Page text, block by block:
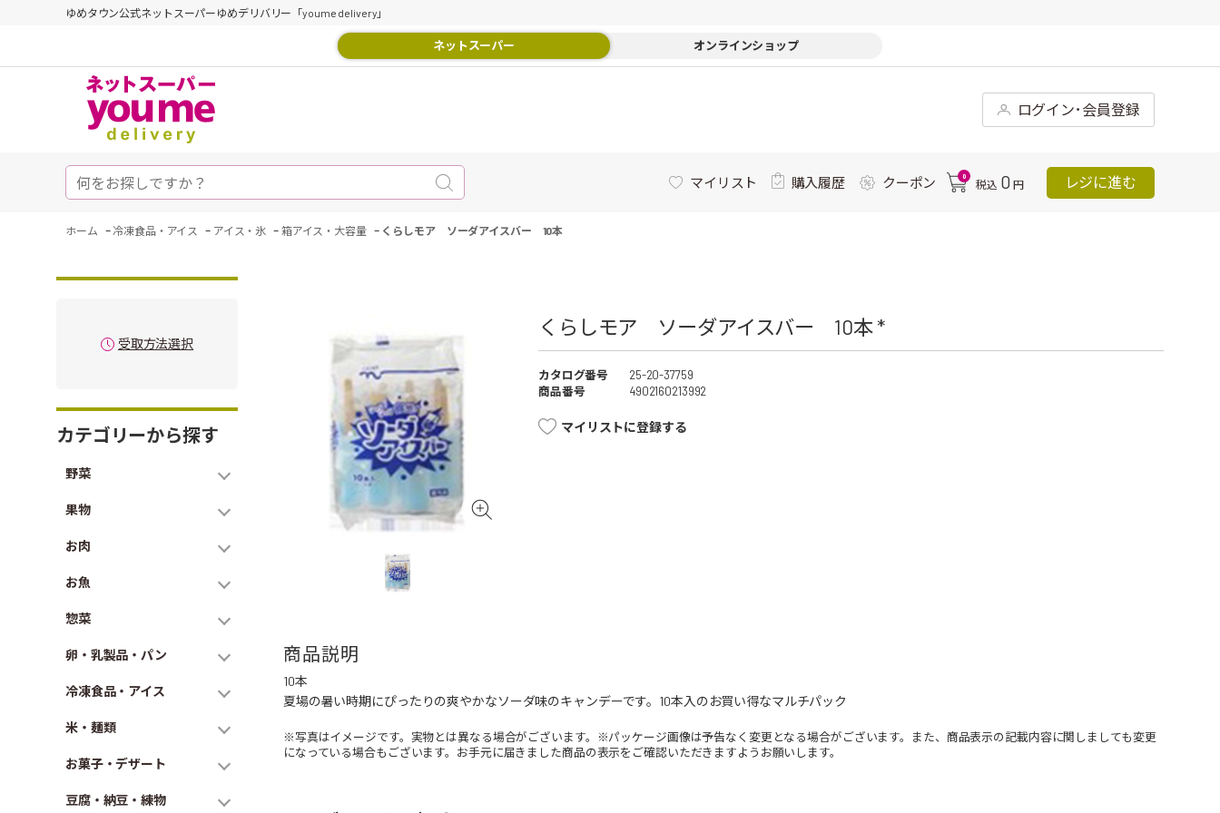
ゆめタウン公式ネットスーパーゆめデリバリー「youme delivery」
ネットスーパー オンラインショップ
ログイン･会員登録
マイリスト 購入履歴 クーポン 0
税込 0 円 レジに進む
ホーム - 冷凍食品・アイス - アイス・氷 - 箱アイス・大容量 - くらしモア ソーダアイスバー 10本
受取方法選択
カテゴリーから探す
野菜
果物
お肉
お魚
惣菜
卵・乳製品・パン
冷凍食品・アイス
米・麺類
お菓子・デザート
豆腐・納豆・練物
くらしモア ソーダアイスバー 10本 *
カタログ番号
25-20-37759
商品番号
4902160213992
マイリストに登録する
商品説明
10本
夏場の暑い時期にぴったりの爽やかなソーダ味のキャンデーです。10本入のお買い得なマルチパック
※写真はイメージです。実物とは異なる場合がございます。※パッケージ画像は予告なく変更となる場合がございます。また、商品表示の記載内容に関しましても変更
になっている場合もございます。お手元に届きました商品の表示をご確認いただきますようお願いします。